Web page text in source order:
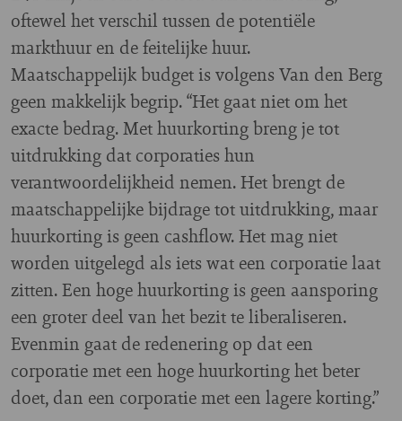
oftewel het verschil tussen de potentiële
markthuur en de feitelijke huur.
Maatschappelijk budget is volgens Van den Berg
geen makkelijk begrip. “Het gaat niet om het
exacte bedrag. Met huurkorting breng je tot
uitdrukking dat corporaties hun
verantwoordelijkheid nemen. Het brengt de
maatschappelijke bijdrage tot uitdrukking, maar
huurkorting is geen cashflow. Het mag niet
worden uitgelegd als iets wat een corporatie laat
zitten. Een hoge huurkorting is geen aansporing
een groter deel van het bezit te liberaliseren.
Evenmin gaat de redenering op dat een
corporatie met een hoge huurkorting het beter
doet, dan een corporatie met een lagere korting.”